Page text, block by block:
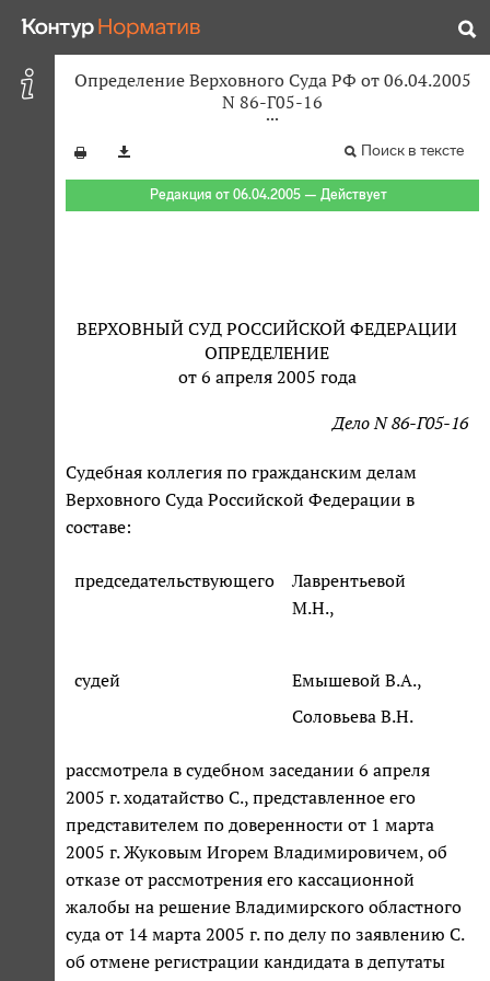
Определение Верховного Суда РФ от 06.04.2005
N 86-Г05-16
Поиск в тексте
Редакция от 06.04.2005 — Действует
ВЕРХОВНЫЙ СУД РОССИЙСКОЙ ФЕДЕРАЦИИ
ОПРЕДЕЛЕНИЕ
от 6 апреля 2005 года
Дело N 86-Г05-16
Судебная коллегия по гражданским делам
Верховного Суда Российской Федерации в
составе:
председательствующего
Лаврентьевой
М.Н.,
судей
Емышевой В.А.,
Соловьева В.Н.
рассмотрела в судебном заседании 6 апреля
2005 г. ходатайство С., представленное его
представителем по доверенности от 1 марта
2005 г. Жуковым Игорем Владимировичем, об
отказе от рассмотрения его кассационной
жалобы на решение Владимирского областного
суда от 14 марта 2005 г. по делу по заявлению С.
об отмене регистрации кандидата в депутаты